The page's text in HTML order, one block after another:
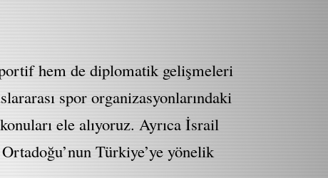
hem de diplomatik gelişmeleri
spor organizasyonlarındaki
ele alıyoruz. Ayrıca İsrail
Türkiye’ye yönelik